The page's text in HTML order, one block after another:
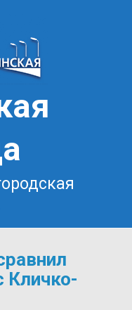
Кличко-